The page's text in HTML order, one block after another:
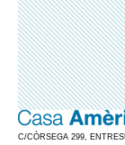
C/CÒRSEGA 299,